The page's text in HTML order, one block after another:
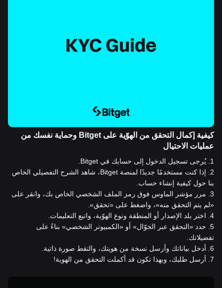
كيفية إكمال التحقق من الهوّية على Bitget وحماية نفسك من
عمليات الاحتيال
1
.يُرجى تسجيل الدخول إلى حسابك في Bitget.
2
إذا كنت مستخدمًا جديدًا لمنصة Bitget، شاهد الشرح التفصيلي الخاص
بنا حول كيفية إنشاء حساب.
3 مرر مؤشر الماوس فوق رمز الملف الشخصي الخاص بك، وانقر على
«لم يتم التحقق منه»، واضغط على «تحقق».
4 اختر بلد الإصدار أو المنطقة ونوع الهوّية، واتبع التعليمات.
5 حدد «التحقق عبر الجوّال» أو «الكمبيوتر الشخصي» بناءً على
تفضيلاتك.
6 أدخل بياناتك وأرسل نسخة من هويتك، والتقط صورة ذاتية.
7 أرسل طلبك، وبهذا تكون قد أكملت التحقق من الهوية!